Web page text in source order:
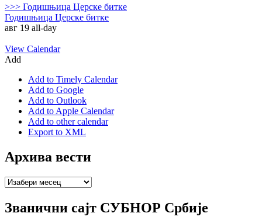
>>> Годишњица Церске битке
Годишњица Церске битке
авг 19 all-day
View Calendar
Add
Add to Timely Calendar
Add to Google
Add to Outlook
Add to Apple Calendar
Add to other calendar
Export to XML
Архива вести
Архива
Званични сајт СУБНОР Србије